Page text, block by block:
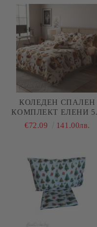
ПАМУК/РАНФОРС, 5
ЧАСТИ
КОЛЕДЕН СПАЛЕН
КОМПЛЕКТ ЕЛЕНИ 5Д,
100% ПАМУК/ 5Д,
€72.09 141.00лв.